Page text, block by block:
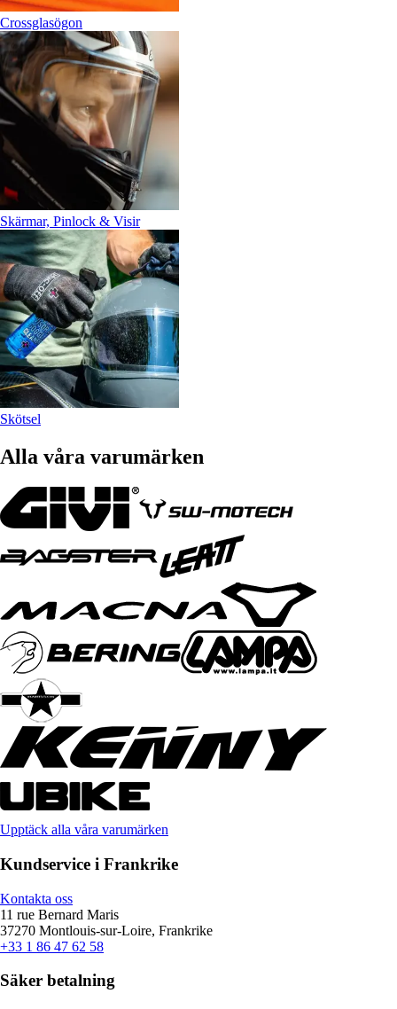
Crossglasögon
Skärmar, Pinlock & Visir
Skötsel
Alla våra varumärken
Upptäck alla våra varumärken
Kundservice i Frankrike
Kontakta oss
11 rue Bernard Maris
37270 Montlouis-sur-Loire, Frankrike
+33 1 86 47 62 58
Säker betalning